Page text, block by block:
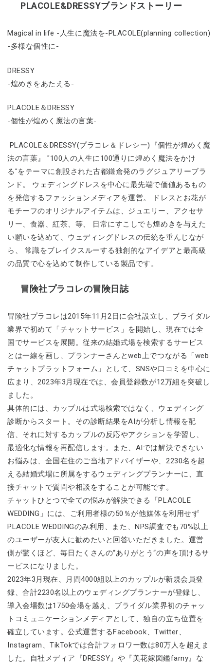
PLACOLE&DRESSYブランドストーリー
Magical in life -人生に魔法を-PLACOLE(planning collection)
-多様な個性に-
DRESSY
-煌めきをあたえる-
PLACOLE＆DRESSY
-個性が煌めく魔法の言葉-
PLACOLE＆DRESSY(プラコレ＆ドレシー)『個性が煌めく魔
法の言葉』 "100人の人生に100通りに煌めく魔法をかけ
る"をテーマに創設された古都鎌倉発のラグジュアリーブラ
ンド。 ウェディングドレスを中心に最先端で価値あるもの
を発信するファッションメディアを運営。 ドレスとお花が
モチーフのオリジナルアイテムは、ジュエリー、アクセサ
リー、食器、紅茶、等、 日常にすこしでも煌めきを与えた
い願いを込めて、ウェディングドレスの伝統を重んじなが
ら、 常識をブレイクスルーする独創的なアイデアと最高級
の品質で心を込めて制作している製品です。
冒険社プラコレの冒険日誌
冒険社プラコレは2015年11月2日に会社設立し、ブライダル
業界で初めて「チャットサービス」を開始し、現在では全
国でサービスを展開。従来の結婚式場を検索するサービス
とは一線を画し、プランナーさんとweb上でつながる「web
チャットプラットフォーム」として、SNSや口コミを中心に
広まり、2023年3月現在では、会員登録数が12万組を突破し
ました。
具体的には、カップルは式場検索ではなく、ウェディング
診断からスタート。その診断結果をAIが分析し情報を配
信、それに対するカップルの反応やアクションを学習し、
最適化な情報を再配信します。また、AIでは解決できない
お悩みは、全国在住のご当地アドバイザーや、2230名を超
える結婚式場に所属をするウェディングプランナーに、直
接チャットで質問や相談をすることが可能です。
チャットひとつで全ての悩みが解決できる「PLACOLE
WEDDING」には、ご利用者様の50％が他媒体を利用せず
PLACOLE WEDDINGのみ利用、また、NPS調査でも70%以上
のユーザーが友人に勧めたいと回答いただきました。運営
側が驚くほど、毎日たくさんの“ありがとう“の声を頂けるサ
ービスになりました。
2023年3月現在、月間4000組以上のカップルが新規会員登
録、合計2230名以上のウェディングプランナーが登録し、
導入会場数は1750会場を越え、ブライダル業界初のチャッ
トコミュニケーションメディアとして、独自の立ち位置を
確立しています。公式運営するFacebook、Twitter、
Instagram、TikTokでは合計フォロワー数は80万人を超えま
した。自社メディア『DRESSY』や『美花嫁図鑑farny』な